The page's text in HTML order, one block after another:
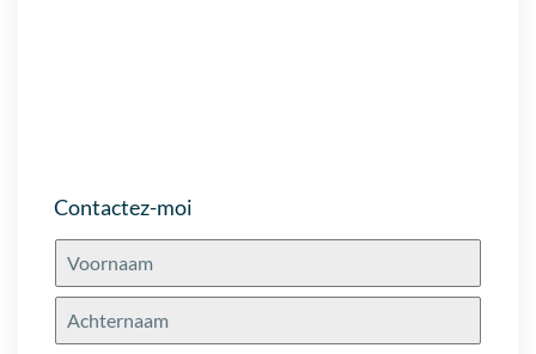
Contactez-moi